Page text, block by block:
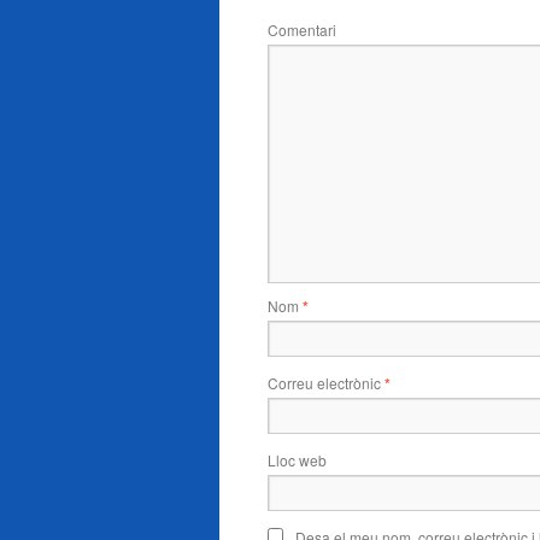
Comentari
Nom *
Correu electrònic*
Lloc web